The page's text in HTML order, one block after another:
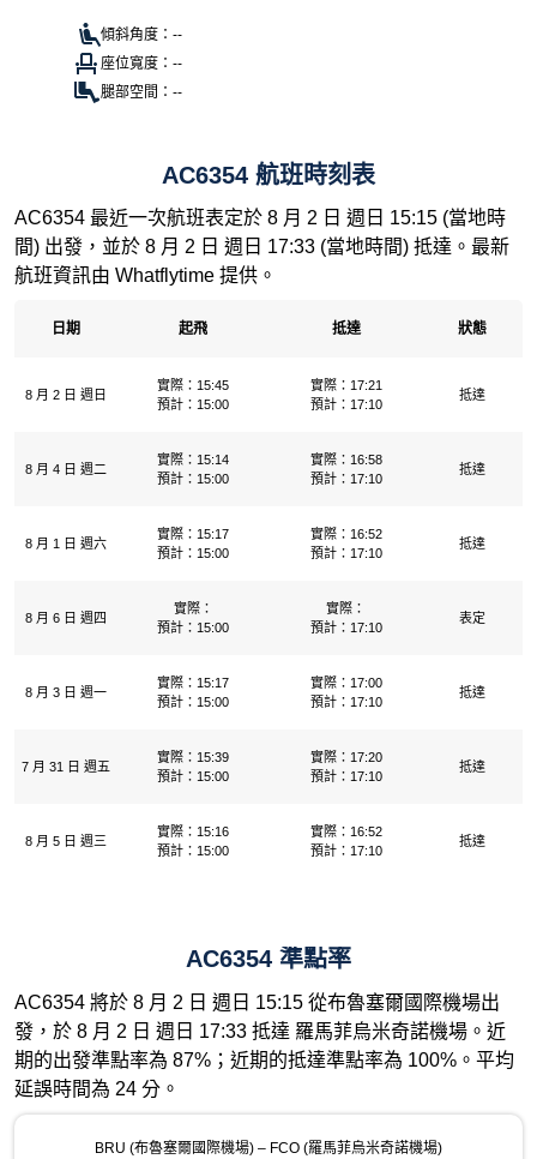
傾斜角度：--
座位寬度：--
腿部空間：--
AC6354 航班時刻表
AC6354 最近一次航班表定於 8 月 2 日 週日 15:15 (當地時
間) 出發，並於 8 月 2 日 週日 17:33 (當地時間) 抵達。最新
航班資訊由 Whatflytime 提供。
日期 起飛 抵達 狀態
8 月 2 日 週日
實際：15:45
預計：15:00
實際：17:21
預計：17:10
抵達
8 月 4 日 週二
實際：15:14
預計：15:00
實際：16:58
預計：17:10
抵達
8 月 1 日 週六
實際：15:17
預計：15:00
實際：16:52
預計：17:10
抵達
8 月 6 日 週四
實際：
預計：15:00
實際：
預計：17:10
表定
8 月 3 日 週一
實際：15:17
預計：15:00
實際：17:00
預計：17:10
抵達
7 月 31 日 週五
實際：15:39
預計：15:00
實際：17:20
預計：17:10
抵達
8 月 5 日 週三
實際：15:16
預計：15:00
實際：16:52
預計：17:10
抵達
AC6354 準點率
AC6354 將於 8 月 2 日 週日 15:15 從布魯塞爾國際機場出
發，於 8 月 2 日 週日 17:33 抵達 羅馬菲烏米奇諾機場。近
期的出發準點率為 87%；近期的抵達準點率為 100%。平均
延誤時間為 24 分。
BRU (布魯塞爾國際機場) – FCO (羅馬菲烏米奇諾機場)